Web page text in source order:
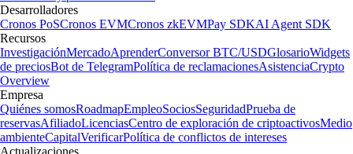
Desarrolladores
Cronos PoSCronos EVMCronos zkEVMPay SDKAI Agent SDK
Recursos
InvestigaciónMercadoAprenderConversor BTC/USDGlosarioWidgets
de preciosBot de TelegramPolítica de reclamacionesAsistenciaCrypto
Overview
Empresa
Quiénes somosRoadmapEmpleoSociosSeguridadPrueba de
reservasAfiliadoLicenciasCentro de exploración de criptoactivosMedio
ambienteCapitalVerificarPolítica de conflictos de intereses
Actualizaciones